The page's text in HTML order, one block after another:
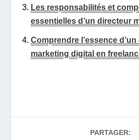
Les responsabilités et
essentielles d’un directeur
Comprendre l’essence
marketing digital en
PARTAGER: